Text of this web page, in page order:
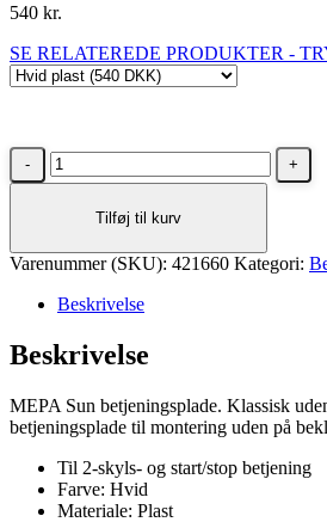
540 kr.
SE RELATEREDE PRODUKTER -
MEPA
Sun
betjeningsplade
hvid
antal
Tilføj til kurv
Varenummer (SKU): 421660 Kategori:
Beskrivelse
Beskrivelse
MEPA Sun betjeningsplade. Klassisk
betjeningsplade til montering uden på
Til 2-skyls- og start/stop betjening
Farve: Hvid
Materiale: Plast